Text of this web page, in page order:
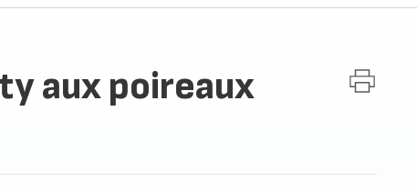
aux poireaux